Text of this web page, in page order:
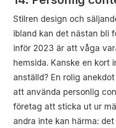
Stilren design och
ibland kan det nästan bli
inför 2023 är att våga
hemsida. Kanske en kort
anställd? En rolig
att använda personlig
företag att sticka ut ur
andra inte kan härma: